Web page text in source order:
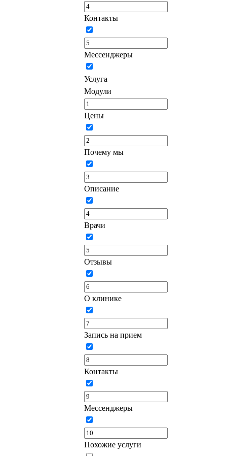
Контакты
Мессенджеры
Услуга
Модули
Цены
Почему мы
Описание
Врачи
Отзывы
О клинике
Запись на прием
Контакты
Мессенджеры
Похожие услуги